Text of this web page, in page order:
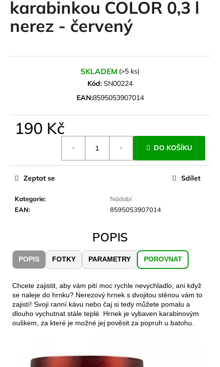
karabinkou COLOR 0,3 l
nerez - červený
SKLADEM (>5 ks)
Kód: SN00224
EAN:8595053907014
190 Kč
DO KOŠÍKU
Kategorie:
Nádobí
EAN: 8595053907014
Zeptat se Sdílet
POPIS
POPIS FOTKY PARAMETRY POROVNAT
Chcete zajistit, aby vám pití moc rychle nevychladlo, ani když
se naleje do hrnku? Nerezový hrnek s dvojitou stěnou vám to
zajistí! Svoji ranní kávu nebo čaj si tedy můžete pomalu a
dlouho vychutnat stále teplé. Hrnek je vybaven karabinovým
ouškem, za které je možné jej pověsit za popruh u batohu.
a
j
HLEDAT
o
p
u
e
m
CARNOSPORT
GEL
100